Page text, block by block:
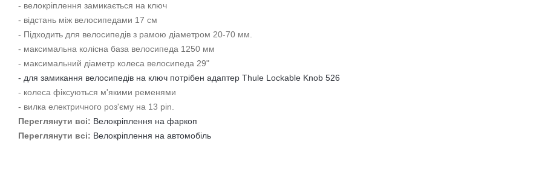
- велокріплення замикається на ключ
- відстань між велосипедами 17 см
- Підходить для велосипедів з рамою діаметром 20-70 мм.
- максимальна колісна база велосипеда 1250 мм
- максимальний діаметр колеса велосипеда 29"
- для замикання велосипедів на ключ потрібен адаптер Thule Lockable Knob 526
- колеса фіксуються м'якими ременями
- вилка електричного роз'єму на 13 pin.
Переглянути всі: Велокріплення на фаркоп
Переглянути всі: Велокріплення на автомобіль